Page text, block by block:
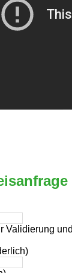
Validierung